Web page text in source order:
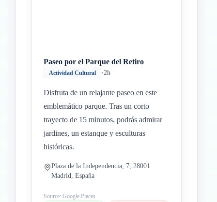
Paseo por el Parque del Retiro
Actividad Cultural •2h
Disfruta de un relajante paseo en este
emblemático parque. Tras un corto
trayecto de 15 minutos, podrás admirar
jardines, un estanque y esculturas
históricas.
Plaza de la Independencia, 7, 28001
Madrid, España
Source: Google Places